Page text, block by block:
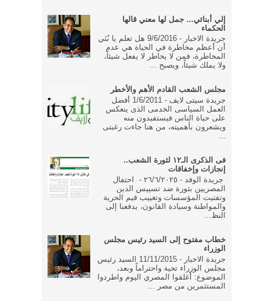
إلي أبنائي... جمل لها معني قالها
الحكماء
جريدة الاخبار - 9/6/2016 هل تعلم يا بُنَي
أن أعظم مخاطرة في الحياة هي عدم
المخاطرة، فمن لا يخاطر لا يفعل شيئاً،
ولا يملك شيئاً، ويصبح ...
مجلس الشعب القادم الأهم والأخطر
جريدة سيتى لايف - 1/6/2011 أفضل
العمل السياسى الخدمى الذى ينعكس
على حياة الناس فيستفيدون منه
ويشعرون بأهميته، من هنا جاءت رغبتى
فى الذكرى الـ١٢ لثورة الشعب..
إنجازات وإخفاقات
جريدة الوفد - ٢٦/٦/٢٠٢٥ - احتفال
المصريين بثورة ضد تسييس الدين
وتفتيت المؤسسات وتغييب قيم الحرية
والمواطنة وسيادة القانون، يدفعنا إلى
النظ...
خطاب مفتوح إلى السيد رئيس مجلس
الوزراء
جريدة الاخبار - 11/11/2015 السيد رئيس
مجلس الوزراء تحية واحتراماً وبعد،
الموضوع: أغلقوا المصري اليوم واطردوا
المستثمرين من مصر ...